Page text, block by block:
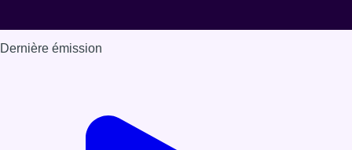
Dernière émission